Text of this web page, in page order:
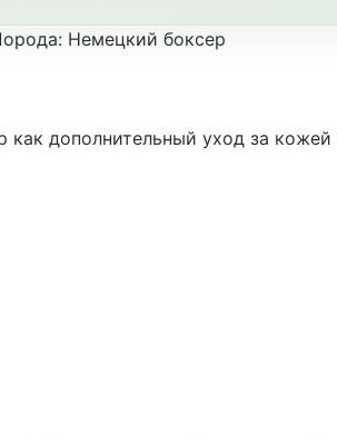
: Немецкий боксер
дополнительный уход за